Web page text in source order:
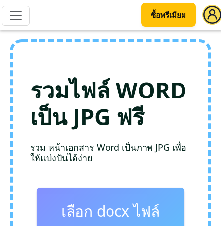
ซื้อพรีเมียม
รวมไฟล์ WORD
เป็น JPG ฟรี
รวม หน้าเอกสาร Word เป็นภาพ JPG เพื่อ
ให้แบ่งปันได้ง่าย
เลือก docx ไฟล์